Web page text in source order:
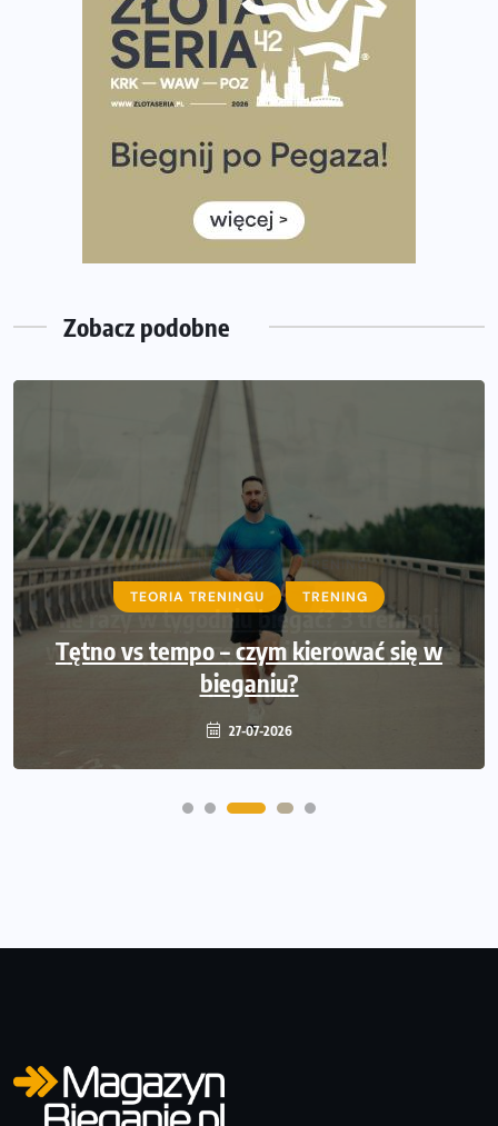
Co ma dużo białka? Produkty, które warto włączyć do
Rozbiegany Olsztyn szykuje się na weekend z
Już w tę sobotę 35. Bieg Powstania Warszawskiego.
Wystartuje rekordowa liczba uczestników
35. Bieg Powstania Warszawskiego – praktyczny
poradnik przed startem
Zobacz podobne
TEORIA TRENINGU TRENING
Tętno vs tempo – czym kierować się w
bieganiu?
27-07-2026
TEORIA TRENINGU TRENING
Ile razy w tygodniu biegać? 3 treningi
wystarczą? Jak często biegać, żeby robić
postępy
20-07-2026